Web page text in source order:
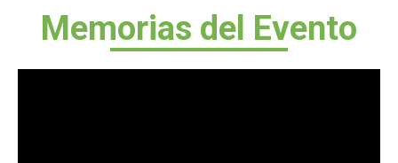
Memorias del Evento